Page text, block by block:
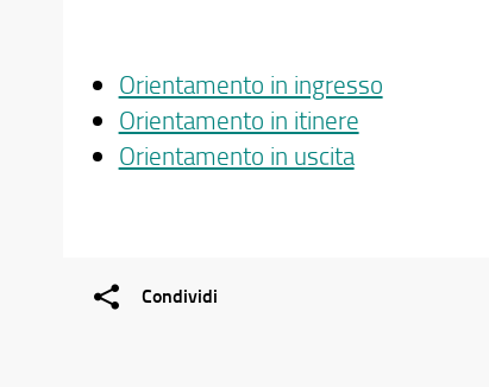
Orientamento in ingresso
Orientamento in itinere
Orientamento in uscita
Condividi